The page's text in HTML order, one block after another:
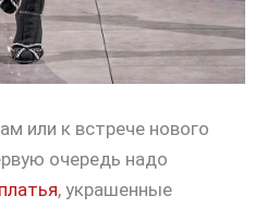
или к встрече нового
очередь надо
, украшенные